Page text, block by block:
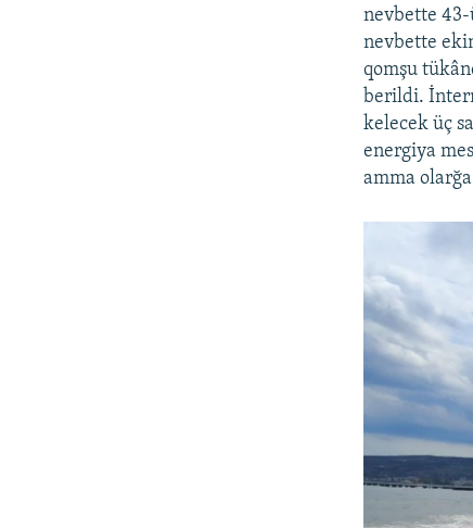
nevbette 43-
nevbette
qomşu
berildi.
kelecek üç
energiya
amma